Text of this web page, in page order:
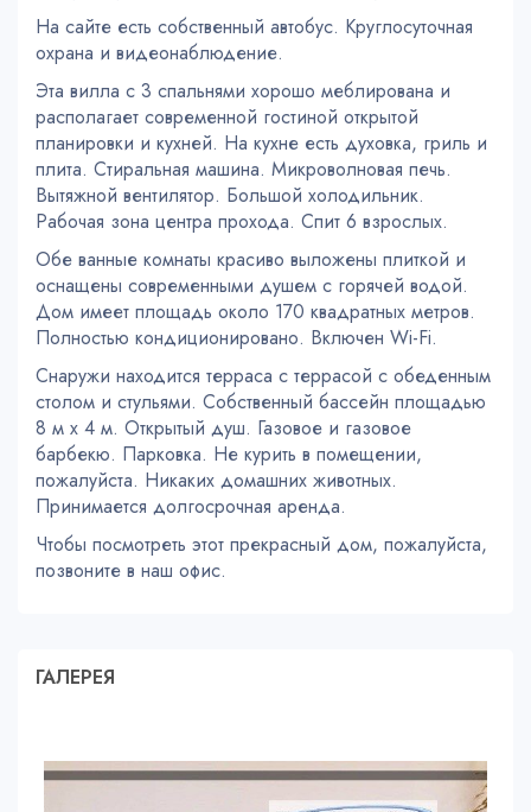
На сайте есть собственный автобус. Круглосуточная
охрана и видеонаблюдение.
Эта вилла с 3 спальнями хорошо меблирована и
располагает современной гостиной открытой
планировки и кухней. На кухне есть духовка, гриль и
плита. Стиральная машина. Микроволновая печь.
Вытяжной вентилятор. Большой холодильник.
Рабочая зона центра прохода. Спит 6 взрослых.
Обе ванные комнаты красиво выложены плиткой и
оснащены современными душем с горячей водой.
Дом имеет площадь около 170 квадратных метров.
Полностью кондиционировано. Включен Wi-Fi.
Снаружи находится терраса с террасой с обеденным
столом и стульями. Собственный бассейн площадью
8 м х 4 м. Открытый душ. Газовое и газовое
барбекю. Парковка. Не курить в помещении,
пожалуйста. Никаких домашних животных.
Принимается долгосрочная аренда.
Чтобы посмотреть этот прекрасный дом, пожалуйста,
позвоните в наш офис.
ГАЛЕРЕЯ